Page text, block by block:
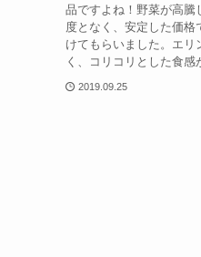
品ですよね！野菜が高騰
度となく、安定した価格
けてもらいました。エリ
く、コリコリとした食感
2019.09.25